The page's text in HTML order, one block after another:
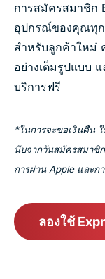
การสมัครสมาชิก
อุปกรณ์ของคุณทุก
สำหรับลูกค้าใหม่
อย่างเต็มรูปแบบ
บริการฟรี
*ในการจะขอเงินคืน
นับจากวันสมัครสมาชิ
การผ่าน Apple และก
ลองใช้